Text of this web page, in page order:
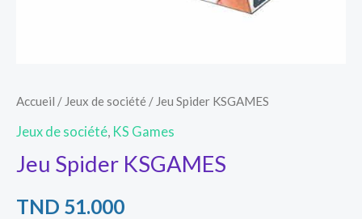
Accueil / Jeux de société / Jeu Spider KSGAMES
Jeux de société KS Games
Jeu Spider KSGAMES
TND 51.000